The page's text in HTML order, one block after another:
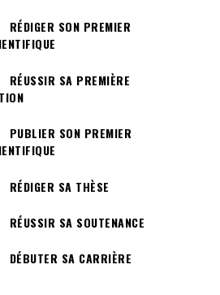
RÉDIGER SON PREMIER
RÉUSSIR SA PREMIÈRE
PUBLIER SON PREMIER
RÉDIGER SA THÈSE
RÉUSSIR SA SOUTENANCE
DÉBUTER SA CARRIÈRE